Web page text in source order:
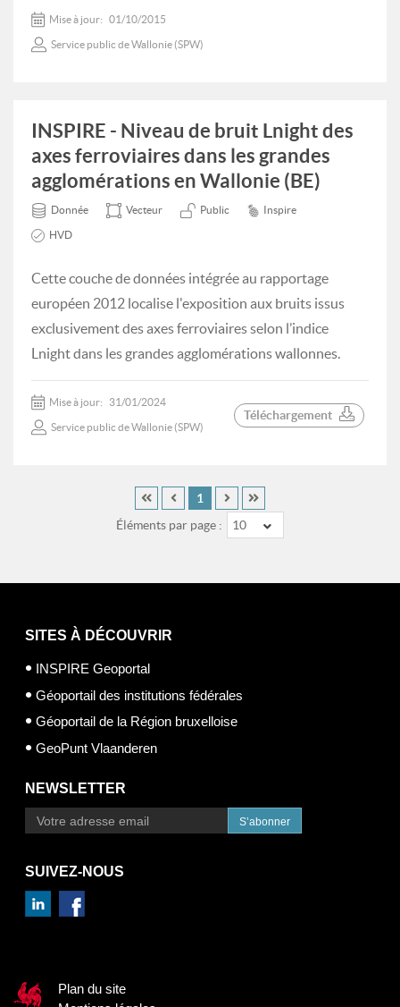
Mise à jour: 01/10/2015
Service public de Wallonie (SPW)
INSPIRE - Niveau de bruit Lnight des
axes ferroviaires dans les grandes
agglomérations en Wallonie (BE)
Donnée Vecteur Public Inspire
HVD
Cette couche de données intégrée au rapportage
européen 2012 localise l'exposition aux bruits issus
exclusivement des axes ferroviaires selon l’indice
Lnight dans les grandes agglomérations wallonnes.
Mise à jour: 31/01/2024
Service public de Wallonie (SPW)
Téléchargement
Éléments par page : 10
1
SITES À DÉCOUVRIR
INSPIRE Geoportal
Géoportail des institutions fédérales
Géoportail de la Région bruxelloise
GeoPunt Vlaanderen
NEWSLETTER
S’abonner
SUIVEZ-NOUS
Plan du site